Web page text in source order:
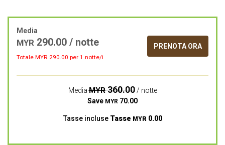
Media
MYR 290.00 / notte
Totale MYR 290.00 per 1 notte/i
PRENOTA ORA
MediaMYR360.00/ notte
Save MYR 70.00
Tasse incluse Tasse MYR 0.00